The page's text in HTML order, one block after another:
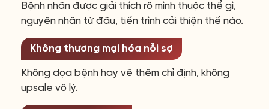
Bệnh nhân được giải thích rõ mình thuộc thể gì,
nguyên nhân từ đâu, tiến trình cải thiện thế nào.
Không thương mại hóa nỗi sợ
Không dọa bệnh hay vẽ thêm chỉ định, không
upsale vô lý.